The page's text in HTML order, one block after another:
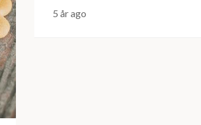
5 år ago